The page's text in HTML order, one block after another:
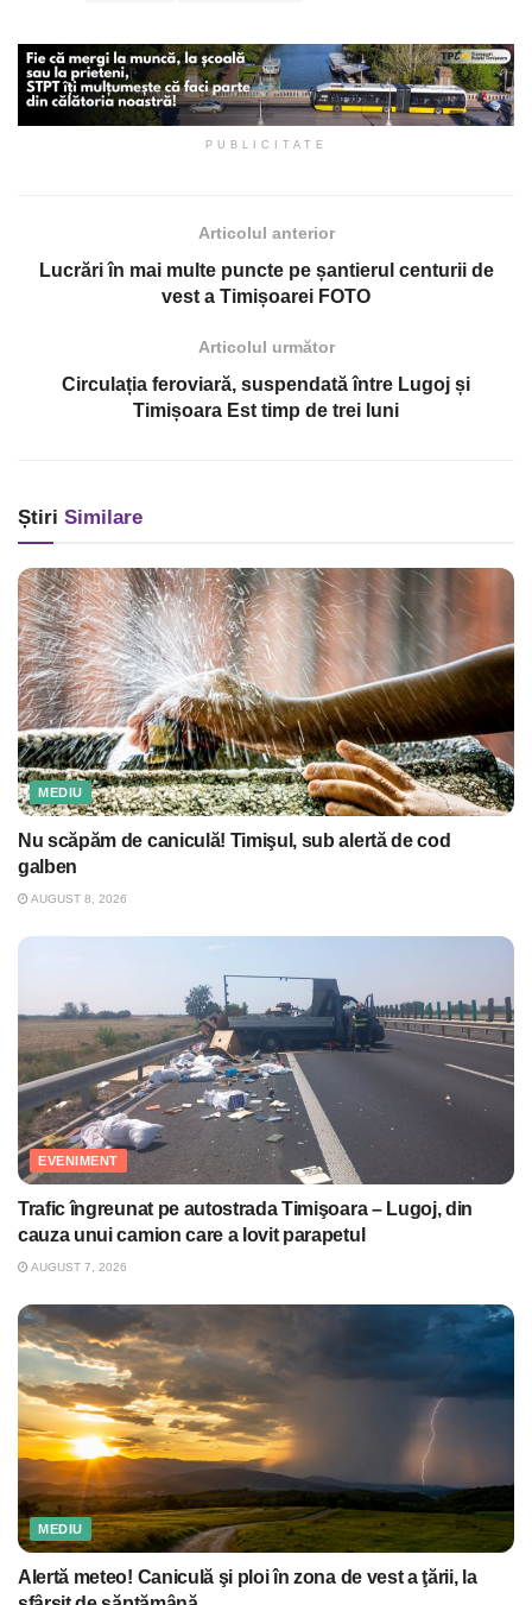
PUBLICITATE
Articolul anterior
Lucrări în mai multe puncte pe șantierul centurii de
vest a Timișoarei FOTO
Articolul următor
Circulația feroviară, suspendată între Lugoj și
Timișoara Est timp de trei luni
Știri Similare
MEDIU
Nu scăpăm de caniculă! Timişul, sub alertă de cod
galben
AUGUST 8, 2026
EVENIMENT
Trafic îngreunat pe autostrada Timişoara – Lugoj, din
cauza unui camion care a lovit parapetul
AUGUST 7, 2026
MEDIU
Alertă meteo! Caniculă şi ploi în zona de vest a ţării, la